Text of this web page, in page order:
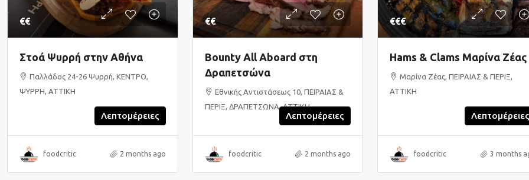
€€
Στοά Ψυρρή στην Αθήνα
Παλλάδος 24-26 Ψυρρή, ΚΕΝΤΡΟ,
ΨΥΡΡΗ, ΑΤΤΙΚΗ
Λεπτομέρειες
foodcritic 2 months ago
€€
Bounty All Aboard στη
Δραπετσώνα
Εθνικής Αντιστάσεως 10, ΠΕΙΡΑΙΑΣ &
ΠΕΡΙΞ, ΔΡΑΠΕΤΣΩΝΑ, ΑΤΤΙΚΗ
Λεπτομέρειες
foodcritic 2 months ago
€€€
Hams & Clams Μαρίνα Ζέας
Μαρίνα Ζέας, ΠΕΙΡΑΙΑΣ & ΠΕΡΙΞ,
ΑΤΤΙΚΗ
Λεπτομέρειες
foodcritic 3 months